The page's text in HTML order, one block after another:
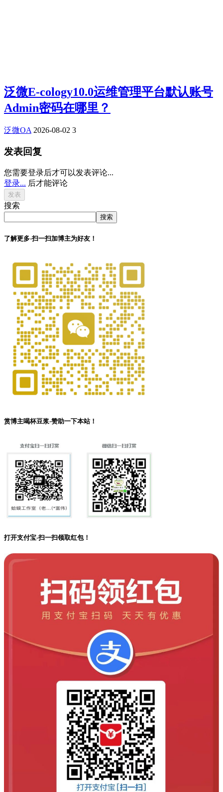
泛微E-cology10.0运维管理平台默认账号
Admin密码在哪里？
泛微OA 2026-08-02 3
发表回复
您需要登录后才可以发表评论...
登录... 后才能评论
搜索
搜索
了解更多-扫一扫加博主为好友！
赏博主喝杯豆浆-赞助一下本站！
打开支付宝-扫一扫领取红包！